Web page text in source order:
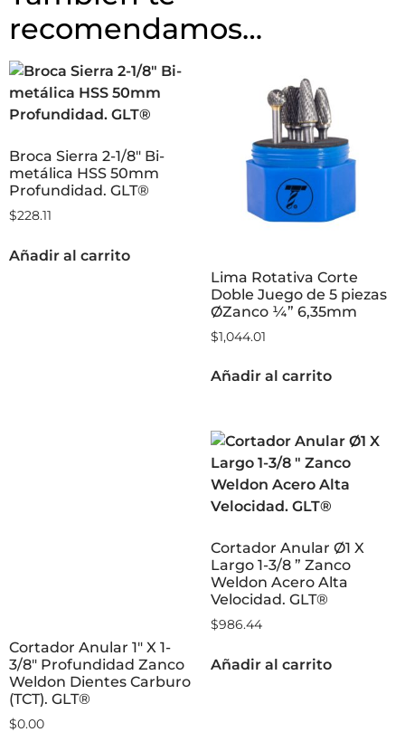
recomendamos…
Broca Sierra 2-1/8″ Bi-
metálica HSS 50mm
Profundidad. GLT®
$228.11
Añadir al carrito
Lima Rotativa Corte
Doble Juego de 5 piezas
ØZanco ¼” 6,35mm
$1,044.01
Añadir al carrito
Cortador Anular 1″ X 1-
3/8″ Profundidad Zanco
Weldon Dientes Carburo
(TCT). GLT®
$0.00
Cortador Anular Ø1 X
Largo 1-3/8 ” Zanco
Weldon Acero Alta
Velocidad. GLT®
$986.44
Añadir al carrito